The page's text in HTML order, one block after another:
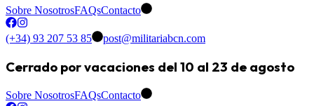
Sobre NosotrosFAQsContacto
(+34) 93 207 53 85 post@militariabcn.com
Cerrado por vacaciones del 10 al 23 de agosto
Sobre NosotrosFAQsContacto